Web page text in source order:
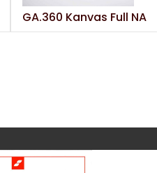
GA.360 Kanvas Full NA